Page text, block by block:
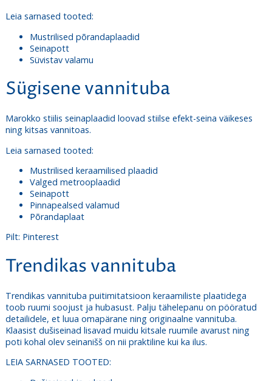
Leia sarnased tooted:
Mustrilised põrandaplaadid
Seinapott
Süvistav valamu
Sügisene vannituba
Marokko stiilis seinaplaadid loovad stiilse efekt-seina väikeses
ning kitsas vannitoas.
Leia sarnased tooted:
Mustrilised keraamilised plaadid
Valged metrooplaadid
Seinapott
Pinnapealsed valamud
Põrandaplaat
Pilt: Pinterest
Trendikas vannituba
Trendikas vannituba puitimitatsioon keraamiliste plaatidega
toob ruumi soojust ja hubasust. Palju tähelepanu on pööratud
detailidele, et luua omapärane ning originaalne vannituba.
Klaasist dušiseinad lisavad muidu kitsale ruumile avarust ning
poti kohal olev seinanišš on nii praktiline kui ka ilus.
LEIA SARNASED TOOTED: